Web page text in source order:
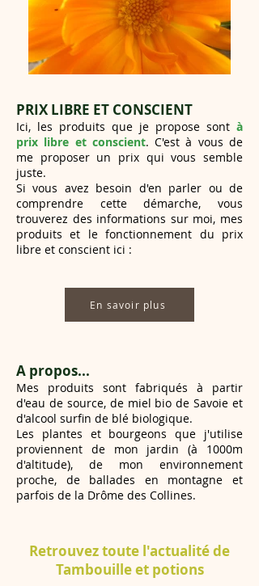
PRIX LIBRE ET CONSCIENT
Ici, les produits que je propose sont à
prix libre et conscient. C'est à vous de
me proposer un prix qui vous semble
juste.
Si vous avez besoin d'en parler ou de
comprendre cette démarche, vous
trouverez des informations sur moi, mes
produits et le fonctionnement du prix
libre et conscient ici :
En savoir plus
A propos...
Mes produits sont fabriqués à partir
d'eau de source, de miel bio de Savoie et
d'alcool surfin de blé biologique.
Les plantes et bourgeons que j'utilise
proviennent de mon jardin (à 1000m
d'altitude), de mon environnement
proche, de ballades en montagne et
parfois de la Drôme des Collines.
Retrouvez toute l'actualité de
Tambouille et potions